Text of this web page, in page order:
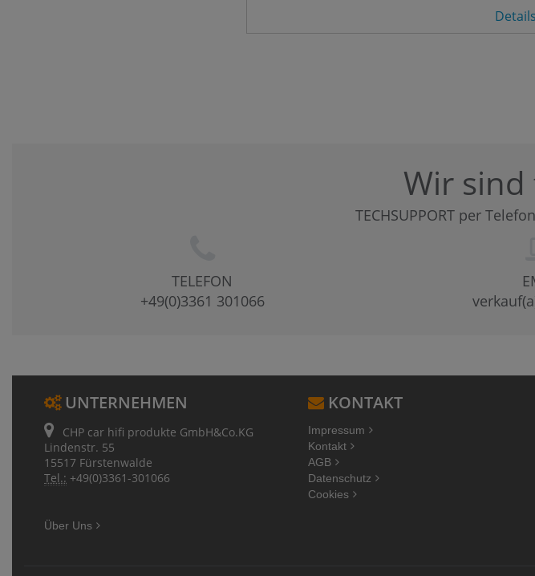
Wir sind
TECHSUPPORT per
TELEFON
+49(0)3361 301066
UNTERNEHMEN
CHP car hifi produkte GmbH&Co.KG
Lindenstr. 55
15517 Fürstenwalde
Tel.: +49(0)3361-301066
Über Uns
KONTAKT
Impressum
Kontakt
AGB
Datenschutz
Cookies